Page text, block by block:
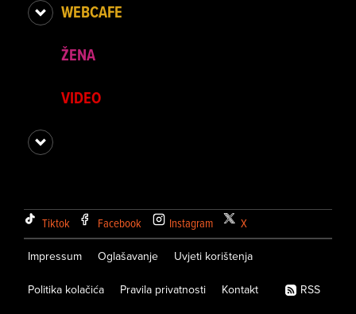
WEBCAFE
ŽENA
VIDEO
Tiktok Facebook Instagram X
Impressum Oglašavanje Uvjeti korištenja
Politika kolačića Pravila privatnosti Kontakt RSS